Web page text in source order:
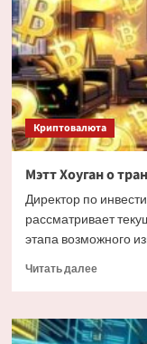
3
июля
2026
года
Криптовалюта
Мэтт Хоуган о
Директор по
рассматривает
этапа возможного
Читать далееПрочитать
Мэтт
Хоуган